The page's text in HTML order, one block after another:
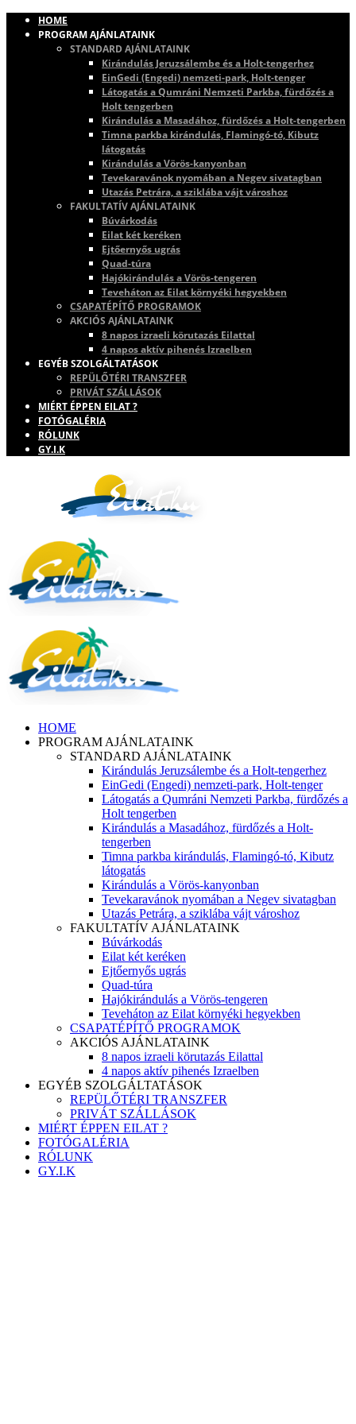
HOME
PROGRAM AJÁNLATAINK
STANDARD AJÁNLATAINK
Kirándulás Jeruzsálembe és a Holt-tengerhez
EinGedi (Engedi) nemzeti-park, Holt-tenger
Látogatás a Qumráni Nemzeti Parkba, fürdőzés a
Holt tengerben
Kirándulás a Masadához, fürdőzés a Holt-tengerben
Timna parkba kirándulás, Flamingó-tó, Kibutz
látogatás
Kirándulás a Vörös-kanyonban
Tevekaravánok nyomában a Negev sivatagban
Utazás Petrára, a sziklába vájt városhoz
FAKULTATÍV AJÁNLATAINK
Búvárkodás
Eilat két keréken
Ejtőernyős ugrás
Quad-túra
Hajókirándulás a Vörös-tengeren
Teveháton az Eilat környéki hegyekben
CSAPATÉPÍTŐ PROGRAMOK
AKCIÓS AJÁNLATAINK
8 napos izraeli körutazás Eilattal
4 napos aktív pihenés Izraelben
EGYÉB SZOLGÁLTATÁSOK
REPÜLŐTÉRI TRANSZFER
PRIVÁT SZÁLLÁSOK
MIÉRT ÉPPEN EILAT ?
FOTÓGALÉRIA
RÓLUNK
GY.I.K
HOME
PROGRAM AJÁNLATAINK
STANDARD AJÁNLATAINK
Kirándulás Jeruzsálembe és a Holt-tengerhez
EinGedi (Engedi) nemzeti-park, Holt-tenger
Látogatás a Qumráni Nemzeti Parkba, fürdőzés a
Holt tengerben
Kirándulás a Masadához, fürdőzés a Holt-
tengerben
Timna parkba kirándulás, Flamingó-tó, Kibutz
látogatás
Kirándulás a Vörös-kanyonban
Tevekaravánok nyomában a Negev sivatagban
Utazás Petrára, a sziklába vájt városhoz
FAKULTATÍV AJÁNLATAINK
Búvárkodás
Eilat két keréken
Ejtőernyős ugrás
Quad-túra
Hajókirándulás a Vörös-tengeren
Teveháton az Eilat környéki hegyekben
CSAPATÉPÍTŐ PROGRAMOK
AKCIÓS AJÁNLATAINK
8 napos izraeli körutazás Eilattal
4 napos aktív pihenés Izraelben
EGYÉB SZOLGÁLTATÁSOK
REPÜLŐTÉRI TRANSZFER
PRIVÁT SZÁLLÁSOK
MIÉRT ÉPPEN EILAT ?
FOTÓGALÉRIA
RÓLUNK
GY.I.K